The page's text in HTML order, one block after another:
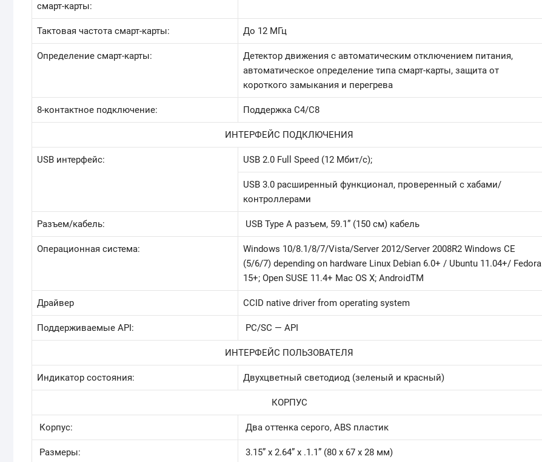
смарт-карты:
Тактовая частота смарт-карты: До 12 МГц
Определение смарт-карты:
Детектор движения с автоматическим отключением питания,
автоматическое определение типа смарт-карты, защита от
короткого замыкания и перегрева
8-контактное подключение: Поддержка C4/C8
ИНТЕРФЕЙС ПОДКЛЮЧЕНИЯ
USB интерфейс: USB 2.0 Full Speed (12 Мбит/c);
USB 3.0 расширенный функционал, проверенный с хабами/
контроллерами
Разъем/кабель: USB Type A разъем, 59.1” (150 см) кабель
Операционная система:
Windows 10/8.1/8/7/Vista/Server 2012/Server 2008R2 Windows CE
(5/6/7) depending on hardware Linux Debian 6.0+ / Ubuntu 11.04+/ Fedora
15+; Open SUSE 11.4+ Mac OS X; AndroidTM
Драйвер CCID native driver from operating system
Поддерживаемые API: PC/SC — API
ИНТЕРФЕЙС ПОЛЬЗОВАТЕЛЯ
Индикатор состояния: Двухцветный светодиод (зеленый и красный)
КОРПУС
Корпус: Два оттенка серого, ABS пластик
Размеры: 3.15” x 2.64” x .1.1” (80 x 67 x 28 мм)